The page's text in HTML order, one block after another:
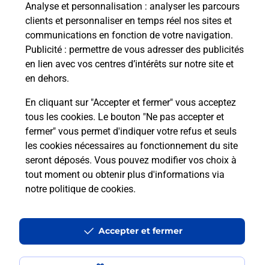
Analyse et personnalisation : analyser les parcours
clients et personnaliser en temps réel nos sites et
communications en fonction de votre navigation.
Publicité : permettre de vous adresser des publicités
en lien avec vos centres d’intérêts sur notre site et
en dehors.
En cliquant sur "Accepter et fermer" vous acceptez
tous les cookies. Le bouton "Ne pas accepter et
fermer" vous permet d'indiquer votre refus et seuls
les cookies nécessaires au fonctionnement du site
seront déposés. Vous pouvez modifier vos choix à
tout moment ou obtenir plus d'informations via
notre politique de cookies.
Accepter et fermer
Ouvert 24h/24
En savoir plus
Saône-et-Loire
Accessibilité : partiellement conforme
Conditions contractuelles